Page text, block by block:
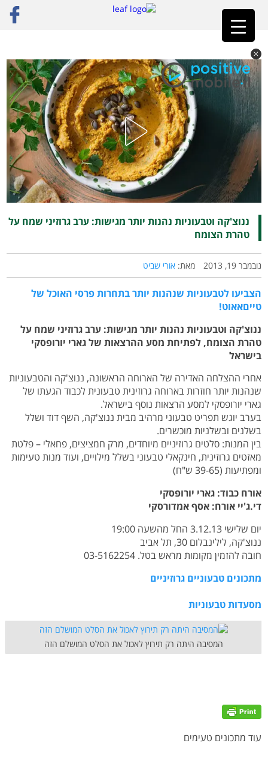
ראשי»פוסט נבחר
ננוצ'קה וטבעוניות נהנות יותר מגישות: ערב גרוזיני שמח על טהרת
הצומח
ננוצ'קה וטבעוניות נהנות יותר מגישות: ערב גרוזיני שמח על
טהרת הצומח
נובמבר 19, 2013 מאת: אורי שביט
הצביעו לטבעוניות שנהנות יותר בתחרות פרסי האוכל של
טייםאאוט!
ננוצ'קה וטבעוניות נהנות יותר מגישות: ערב גרוזיני שמח על
טהרת הצומח, לפתיחת מסע ההרצאות של גארי יורופסקי
בישראל
אחרי ההצלחה האדירה של הארוחה הראשונה, ננוצ'קה והטבעוניות
שנהנות יותר חוזרות בארוחה גרוזינית טבעונית לכבוד הגעתו של
גארי יורופסקי למסע הרצאות נוסף בישראל.
בערב יוגש תפריט טבעוני מרהיב מבית ננוצ'קה, השף דוד ושלל
בשלנים ובשלניות מוכשרים.
בין המנות: סלטים גרוזיניים מיוחדים, מרק חמציצים, פחאלי – פלטת
מאזטים גרוזינית, חינקאלי טבעוני בשלל מילויים, ועוד מנות טעימות
ומפתיעות (39-65 ש"ח)
אורח כבוד: גארי יורופסקי
די.ג'יי אורח: אסף אמדורסקי
יום שלישי 3.12.13 החל מהשעה 19:00
ננוצ'קה, לילינבלום 30, תל אביב
חובה להזמין מקומות מראש בטל. 03-5162254
מתכונים טבעוניים גרוזיניים
מסעדות טבעוניות
המסיבה היתה רק תירוץ לאכול את הסלט המושלם הזה
עוד מתכונים טעימים